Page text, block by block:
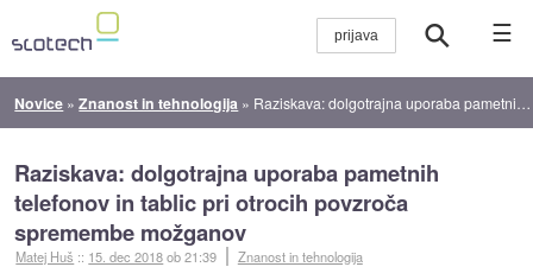
☰
Novice »Znanost in tehnologija » Raziskava: dolgotrajna uporaba pametnih telefonov in tablic pri otrocih povzroča spremembe možganov
Raziskava: dolgotrajna uporaba pametnih
telefonov in tablic pri otrocih povzroča
spremembe možganov
Matej Huš :: 15. dec 2018ob 21:39 Znanost in tehnologija